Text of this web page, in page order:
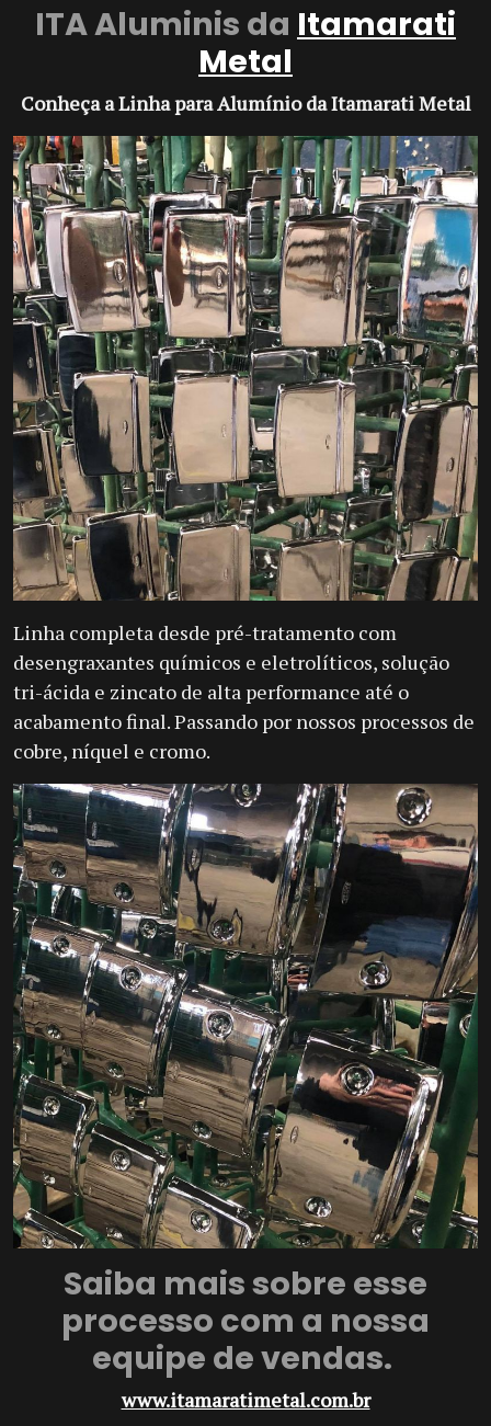
ITA Aluminis da Itamarati
Metal
Conheça a Linha para Alumínio da Itamarati Metal
Linha completa desde pré-tratamento com
desengraxantes químicos e eletrolíticos, solução
tri-ácida e zincato de alta performance até o
acabamento final.Passando por nossos processos de
cobre, níquel e cromo.
Saiba mais sobre esse
processo com a nossa
equipe de vendas.
www.itamaratimetal.com.br